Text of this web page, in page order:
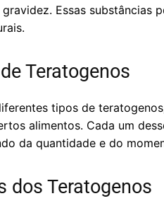
Essas substâncias
Teratogenos
tipos de
alimentos. Cada um
da quantidade e do
dos Teratogenos